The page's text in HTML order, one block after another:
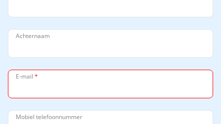
Achternaam
E-mail *
Mobiel telefoonnummer